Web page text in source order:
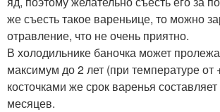
же съесть такое вареньице, то можно
отравление, что не очень приятно.
В холодильнике баночка может
максимум до 2 лет (при температуре от
косточками же срок варенья
месяцев.